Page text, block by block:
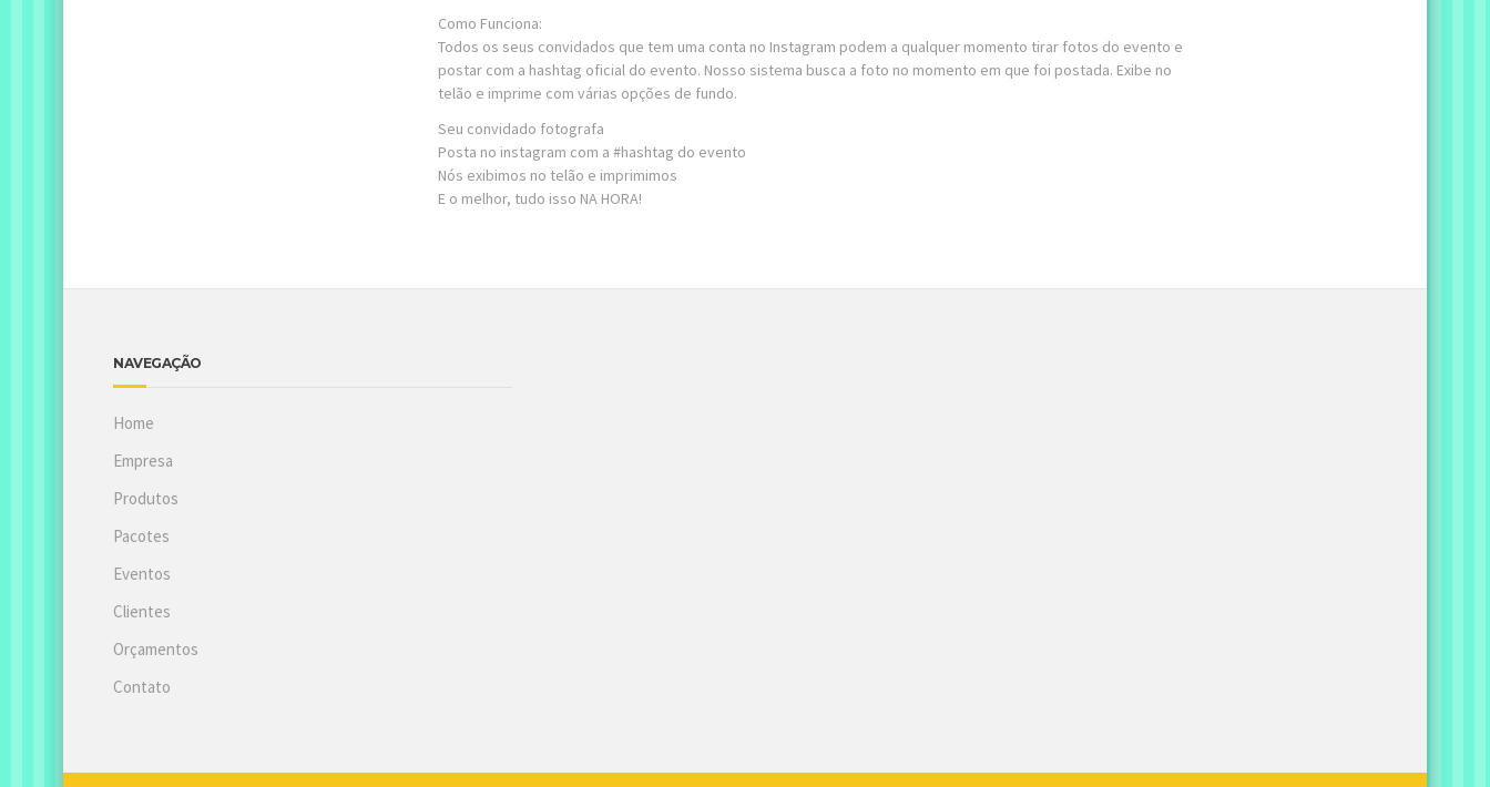
Como Funciona:
Todos os seus convidados que tem uma conta no Instagram podem a qualquer momento tirar fotos do evento e
postar com a hashtag oficial do evento. Nosso sistema busca a foto no momento em que foi postada. Exibe no
telão e imprime com várias opções de fundo.
Seu convidado fotografa
Posta no instagram com a #hashtag do evento
Nós exibimos no telão e imprimimos
E o melhor, tudo isso NA HORA!
NAVEGAÇÃO
Home
Empresa
Produtos
Pacotes
Eventos
Clientes
Orçamentos
Contato